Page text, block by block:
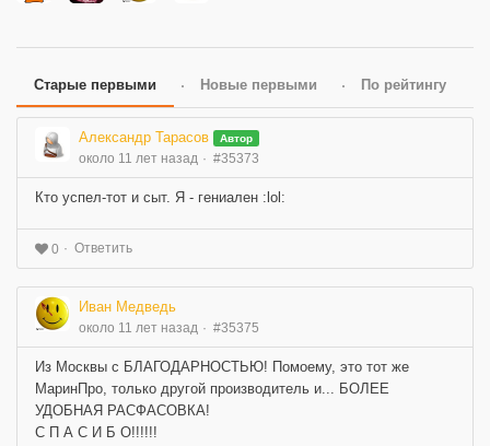
Старые первыми Новые первыми По рейтингу
Александр Тарасов Автор
около 11 лет назад #35373
Кто успел-тот и сыт. Я - гениален :lol:
0 Ответить
Иван Медведь
около 11 лет назад #35375
Из Москвы с БЛАГОДАРНОСТЬЮ! Помоему, это тот же
МаринПро, только другой производитель и... БОЛЕЕ
УДОБНАЯ РАСФАСОВКА!
С П А С И Б О!!!!!!